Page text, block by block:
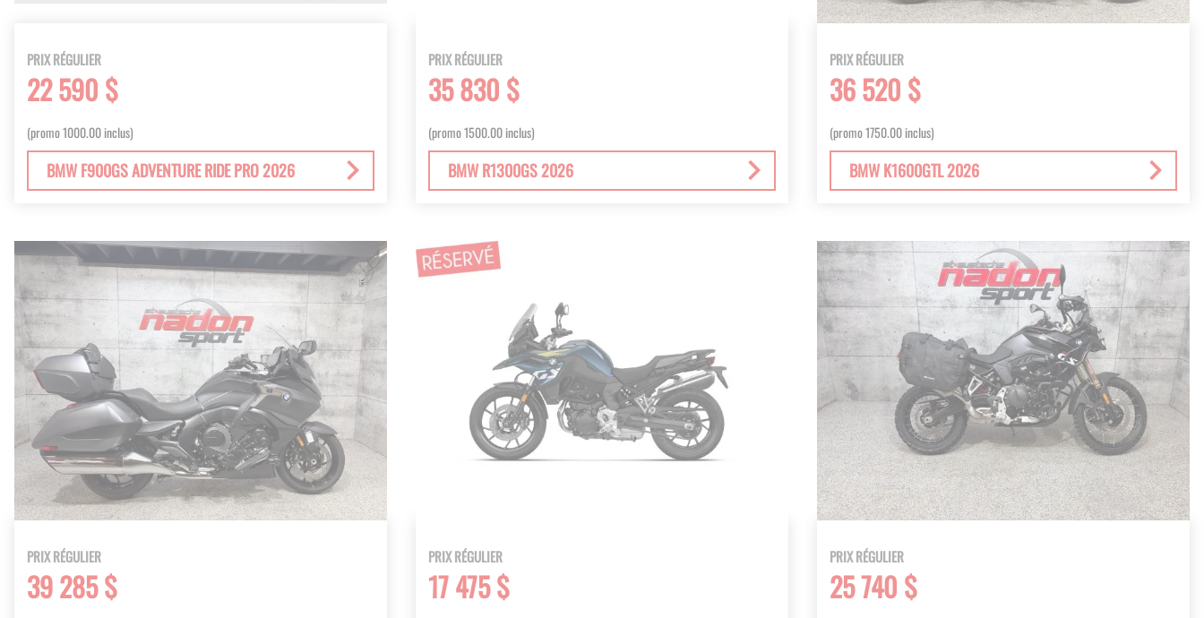
PRIX RÉGULIER
22 590 $
(promo 1000.00 inclus)
BMW F900GS ADVENTURE RIDE PRO 2026
PRIX RÉGULIER
35 830 $
(promo 1500.00 inclus)
BMW R1300GS 2026
PRIX RÉGULIER
36 520 $
(promo 1750.00 inclus)
BMW K1600GTL 2026
PRIX RÉGULIER
39 285 $
PRIX RÉGULIER
17 475 $
PRIX RÉGULIER
25 740 $